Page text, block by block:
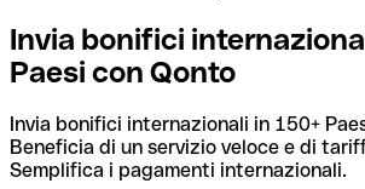
Invia bonifici
Paesi con Qonto
Invia bonifici internazionali in 150+
Beneficia di un servizio veloce e di
Semplifica i pagamenti internazionali.